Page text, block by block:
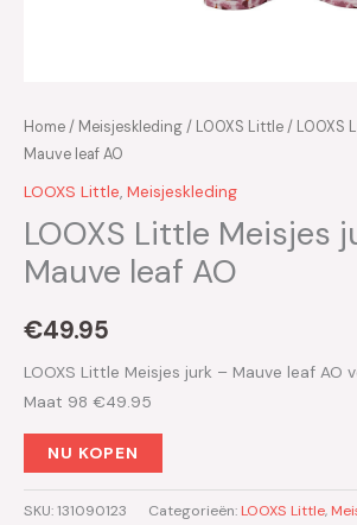
Home/ Meisjeskleding/ LOOXS Little/ LOOXS
Mauve leaf AO
LOOXS Little, Meisjeskleding
LOOXS Little Meisjes
Mauve leaf AO
€49.95
LOOXS Little Meisjes jurk – Mauve leaf AO
Maat 98 €49.95
NU KOPEN
SKU:131090123 Categorieën: LOOXS Little,